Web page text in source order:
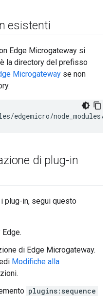
esistenti
Edge Microgateway si
è la directory del prefisso
Microgateway se non
/edgemicro/node_modules/
di plug-in
plug-in, segui questo
di Edge Microgateway.
Modifiche alla
plugins:sequence